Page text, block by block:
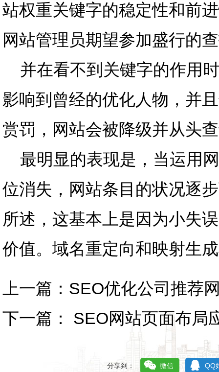
站权重关键字的稳定性和前
网站管理员期望参加盛行的
并在看不到关键字的作用
影响到曾经的优化人物，并
赏罚，网站会被降级并从头
最明显的表现是，当运用
位消失，网站条目的状况逐
所述，这基本上是因为小失
价值。域名重定向和映射生
上一篇： SEO优化公司推荐
下一篇： SEO网站页面布局
分享到： 微信 QQ